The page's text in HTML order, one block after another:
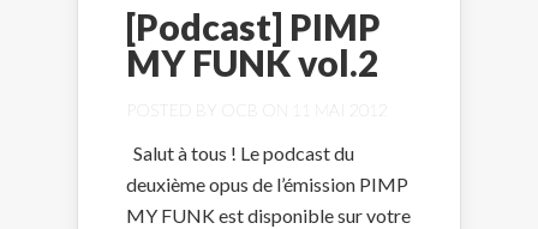
[Podcast] PIMP
MY FUNK vol.2
POSTED BY OCB ON 11 MAI 2012
Salut à tous ! Le podcast du
deuxième opus de l’émission PIMP
MY FUNK est disponible sur votre